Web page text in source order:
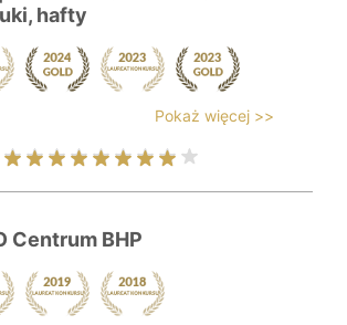
hafty
Pokaż więcej >>
Centrum BHP